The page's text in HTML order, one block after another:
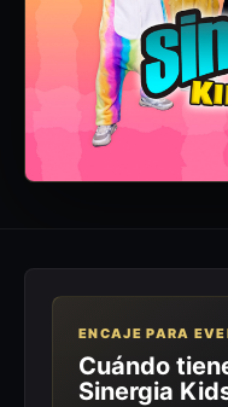
ENCAJE PARA
Cuándo
Sinergia